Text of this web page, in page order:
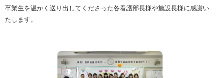
卒業生を温かく送り出してくださった各看護部長様や施設長様に感謝い
たします。